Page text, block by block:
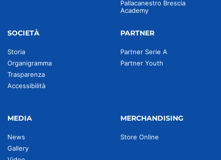
Pallacanestro Brescia
Academy
SOCIETÀ
Storia
Organigramma
Trasparenza
Accessibilità
PARTNER
Partner Serie A
Partner Youth
MEDIA
News
Gallery
MERCHANDISING
Store Online